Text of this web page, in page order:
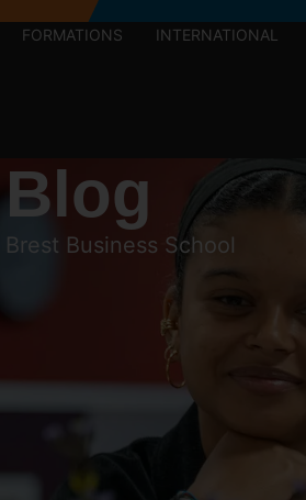
FORMATIONS INTERNATIONAL
Business School